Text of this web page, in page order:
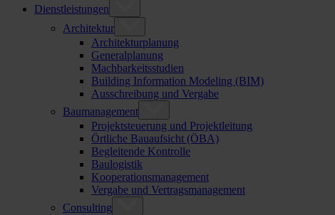
Dienstleistungen
Architektur
Architekturplanung
Generalplanung
Machbarkeitsstudien
Building Information Modeling (BIM)
Ausschreibung und Vergabe
Baumanagement
Projektsteuerung und Projektleitung
Örtliche Bauaufsicht (ÖBA)
Begleitende Kontrolle
Baulogistik
Kooperationsmanagement
Vergabe und Vertragsmanagement
Consulting